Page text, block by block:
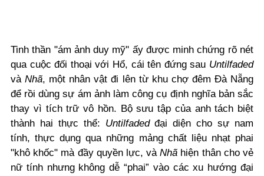
Tinh thần "ám ảnh duy mỹ" ấy được minh chứng rõ nét
qua cuộc đối thoại với Hổ, cái tên đứng sau Untilfaded
vàNhã, một nhân vật đi lên từ khu chợ đêm Đà Nẵng
để rồi dùng sự ám ảnh làm công cụ định nghĩa bản sắc
thay vì tích trữ vô hồn. Bộ sưu tập của anh tách biệt
thành hai thực thể: Untilfadedđại diện cho sự nam
tính, thực dụng qua những mảng chất liệu nhạt phai
"khô khốc" mà đầy quyền lực, vàNhã hiện thân cho vẻ
nữ tính nhưng không dễ “phai” vào các xu hướng đại